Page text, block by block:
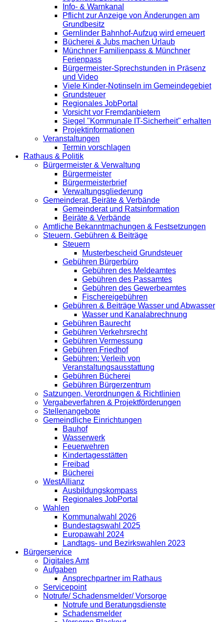
Info- & Warnkanal
Pflicht zur Anzeige von Änderungen am
Grundbesitz
Gernlinder Bahnhof-Aufzug wird erneuert
Bücherei & Jubs machen Urlaub
Münchner Familienpass & Münchner
Ferienpass
Bürgermeister-Sprechstunden in Präsenz
und Video
Viele Kinder-Notinseln im Gemeindegebiet
Grundsteuer
Regionales JobPortal
Vorsicht vor Fremdanbietern
Siegel "Kommunale IT-Sicherheit" erhalten
Projektinformationen
Veranstaltungen
Termin vorschlagen
Rathaus & Politik
Bürgermeister & Verwaltung
Bürgermeister
Bürgermeisterbrief
Verwaltungsgliederung
Gemeinderat, Beiräte & Verbände
Gemeinderat und Ratsinformation
Beiräte & Verbände
Amtliche Bekanntmachungen & Festsetzungen
Steuern, Gebühren & Beiträge
Steuern
Musterbescheid Grundsteuer
Gebühren Bürgerbüro
Gebühren des Meldeamtes
Gebühren des Passamtes
Gebühren des Gewerbeamtes
Fischereigebühren
Gebühren & Beiträge Wasser und Abwasser
Wasser und Kanalabrechnung
Gebühren Baurecht
Gebühren Verkehrsrecht
Gebühren Vermessung
Gebühren Friedhof
Gebühren: Verleih von
Veranstaltungsausstattung
Gebühren Bücherei
Gebühren Bürgerzentrum
Satzungen, Verordnungen & Richtlinien
Vergabeverfahren & Projektförderungen
Stellenangebote
Gemeindliche Einrichtungen
Bauhof
Wasserwerk
Feuerwehren
Kindertagesstätten
Freibad
Bücherei
WestAllianz
Ausbildungskompass
Regionales JobPortal
Wahlen
Kommunalwahl 2026
Bundestagswahl 2025
Europawahl 2024
Landtags- und Bezirkswahlen 2023
Bürgerservice
Digitales Amt
Aufgaben
Ansprechpartner im Rathaus
Servicepoint
Notrufe/ Schadensmelder/ Vorsorge
Notrufe und Beratungsdienste
Schadensmelder